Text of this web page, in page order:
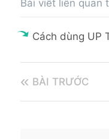
Bài viết liên quan
Cách dùng UP
BÀI TRƯỚC